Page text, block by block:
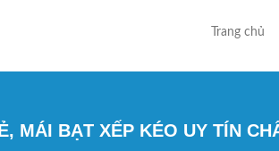
Trang chủ
MÁI BẠT XẾP KÉO UY TÍN